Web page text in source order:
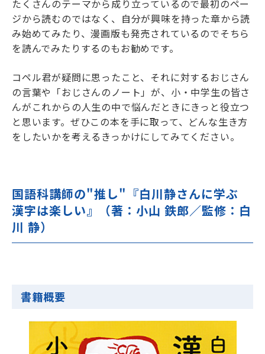
たくさんのテーマから成り立っているので最初のペー
ジから読むのではなく、自分が興味を持った章から読
み始めてみたり、漫画版も発売されているのでそちら
を読んでみたりするのもお勧めです。
コペル君が疑問に思ったこと、それに対するおじさん
の言葉や「おじさんのノート」が、小・中学生の皆さ
んがこれからの人生の中で悩んだときにきっと役立つ
と思います。ぜひこの本を手に取って、どんな生き方
をしたいかを考えるきっかけにしてみてください。
国語科講師の"推し"『白川静さんに学ぶ
漢字は楽しい』（著：小山 鉄郎／監修：白
川 静）
書籍概要